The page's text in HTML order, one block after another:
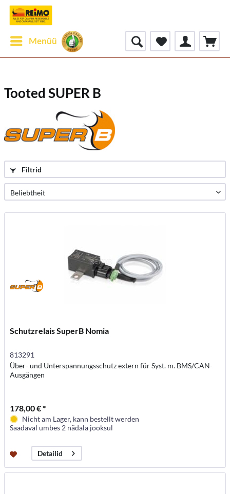
Menüü
Tooted SUPER B
Filtrid
Schutzrelais SuperB Nomia
813291
Über- und Unterspannungsschutz extern für Syst. m. BMS/CAN-
Ausgängen
178,00 € *
Nicht am Lager, kann bestellt werden
Saadaval umbes 2 nädala jooksul
Detailid